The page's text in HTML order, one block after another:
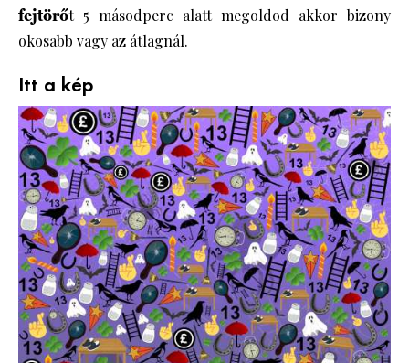
fejtörőt 5 másodperc alatt megoldod akkor bizony
okosabb vagy az átlagnál.
Itt a kép